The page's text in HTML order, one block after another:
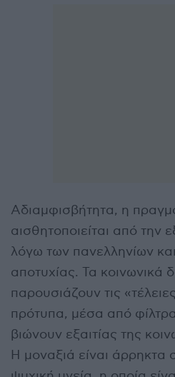
Αδιαμφισβήτητα, η
αισθητοποιείται από την
λόγω των πανελληνίων
αποτυχίας. Τα κοινωνικά
παρουσιάζουν τις
πρότυπα, μέσα από
βιώνουν εξαιτίας της
Η μοναξιά είναι άρρηκτα